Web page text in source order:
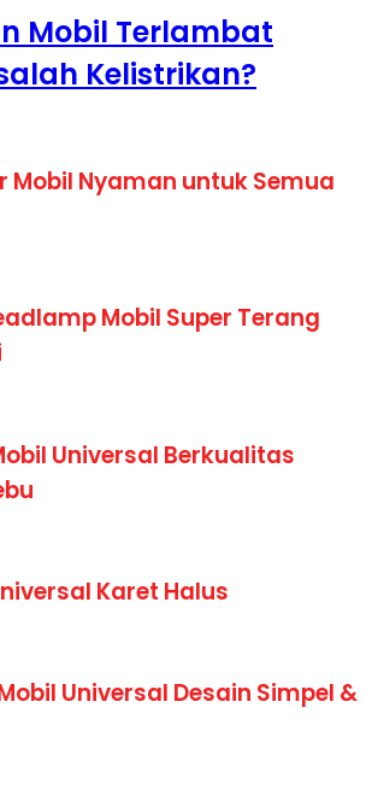
Mobil Terlambat
Kelistrikan?
Mobil Nyaman untuk Semua
Mobil Super Terang
Universal Berkualitas
Karet Halus
Universal Desain Simpel &